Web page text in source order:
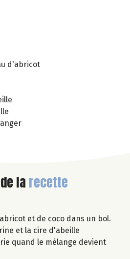
d'abricot
de la recette
et de coco dans un bol.
et la cire d'abeille
quand le mélange devient